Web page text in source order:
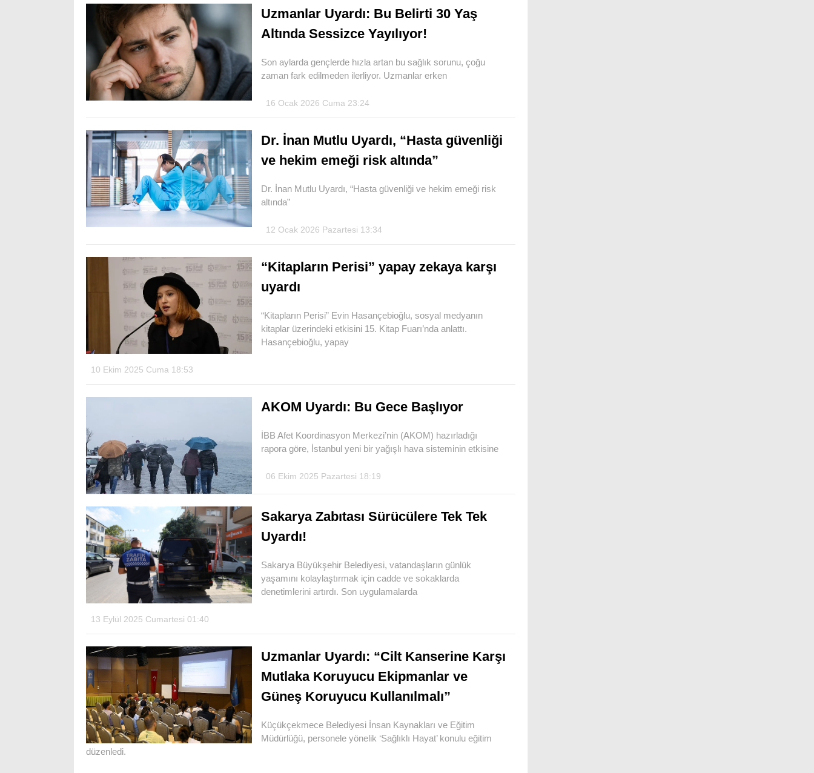
Uzmanlar Uyardı: Bu Belirti 30 Yaş
Altında Sessizce Yayılıyor!
Son aylarda gençlerde hızla artan bu sağlık sorunu, çoğu
zaman fark edilmeden ilerliyor. Uzmanlar erken
16 Ocak 2026 Cuma 23:24
Dr. İnan Mutlu Uyardı, “Hasta güvenliği
ve hekim emeği risk altında”
Dr. İnan Mutlu Uyardı, “Hasta güvenliği ve hekim emeği risk
altında”
12 Ocak 2026 Pazartesi 13:34
“Kitapların Perisi” yapay zekaya karşı
uyardı
“Kitapların Perisi” Evin Hasançebioğlu, sosyal medyanın
kitaplar üzerindeki etkisini 15. Kitap Fuarı’nda anlattı.
Hasançebioğlu, yapay
10 Ekim 2025 Cuma 18:53
AKOM Uyardı: Bu Gece Başlıyor
İBB Afet Koordinasyon Merkezi’nin (AKOM) hazırladığı
rapora göre, İstanbul yeni bir yağışlı hava sisteminin etkisine
06 Ekim 2025 Pazartesi 18:19
Sakarya Zabıtası Sürücülere Tek Tek
Uyardı!
Sakarya Büyükşehir Belediyesi, vatandaşların günlük
yaşamını kolaylaştırmak için cadde ve sokaklarda
denetimlerini artırdı. Son uygulamalarda
13 Eylül 2025 Cumartesi 01:40
Uzmanlar Uyardı: “Cilt Kanserine Karşı
Mutlaka Koruyucu Ekipmanlar ve
Güneş Koruyucu Kullanılmalı”
Küçükçekmece Belediyesi İnsan Kaynakları ve Eğitim
Müdürlüğü, personele yönelik ‘Sağlıklı Hayat’ konulu eğitim
düzenledi.